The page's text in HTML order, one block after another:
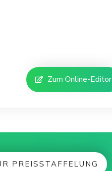
Zum Online-Editor
PREISSTAFFELUNG